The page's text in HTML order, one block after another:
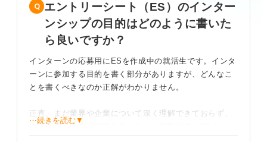
エントリーシート（ES）のインター
ンシップの目的はどのように書いた
ら良いですか？
インターンの応募用にESを作成中の就活生です。インタ
ーンに参加する目的を書く部分がありますが、どんなこ
とを書くべきなのか正解がわかりません。
正直、まだ業界や企業について深く理解できておらず、
いくつかの企業に興味を持っている段階です。ESには、
⋯続きを読む▼